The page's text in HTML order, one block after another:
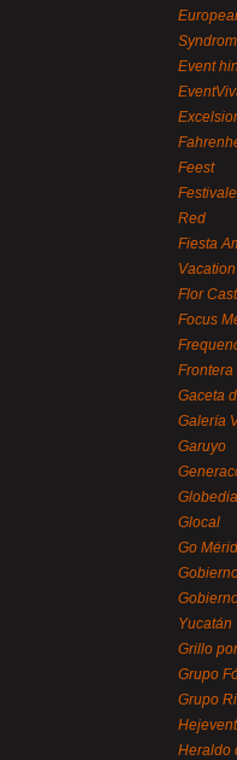
Event
Excelsior
Feest
Red
Fiesta
Flor
Focus
Frontera
Gaceta
Galería
Garuyo
Globedia
Glocal
Go
Yucatán
Grillo
Grupo
Grupo
Hejevent
Heraldo